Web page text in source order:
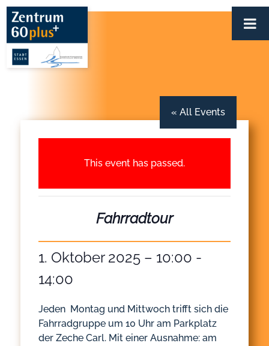
Zum
Inhalt
springen
« All Events
This event has passed.
Fahrradtour
1. Oktober 2025 – 10:00 -
14:00
Jeden Montag und Mittwoch trifft sich die
Fahrradgruppe um 10 Uhr am Parkplatz
der Zeche Carl. Mit einer Ausnahme: am